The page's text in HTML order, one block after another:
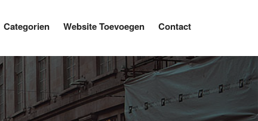
Categorien Website Toevoegen Contact